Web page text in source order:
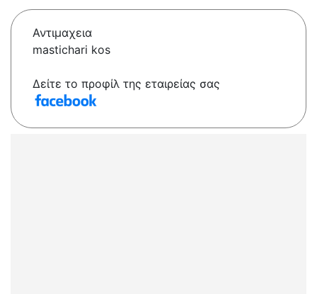
Αντιμαχεια
mastichari kos
Δείτε το προφίλ της εταιρείας σας